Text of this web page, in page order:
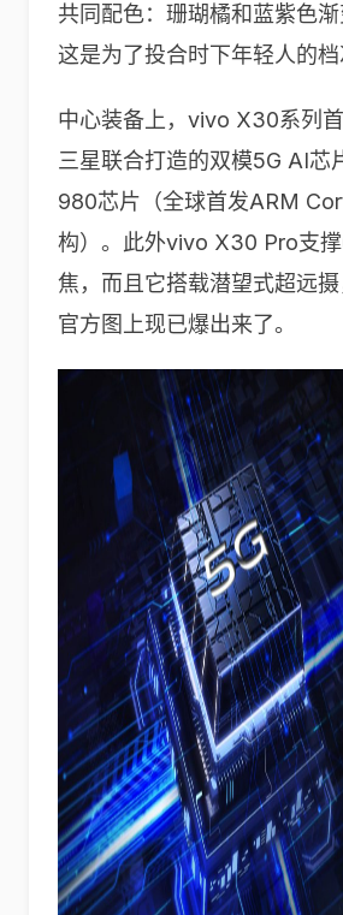
共同配色：珊瑚橘和蓝紫色渐
这是为了投合时下年轻人的档
中心装备上，vivo X30系列
三星联合打造的双模5G AI
980芯片（全球首发ARM
构）。此外vivo X30 Pro支
焦，而且它搭载潜望式超远
官方图上现已爆出来了。